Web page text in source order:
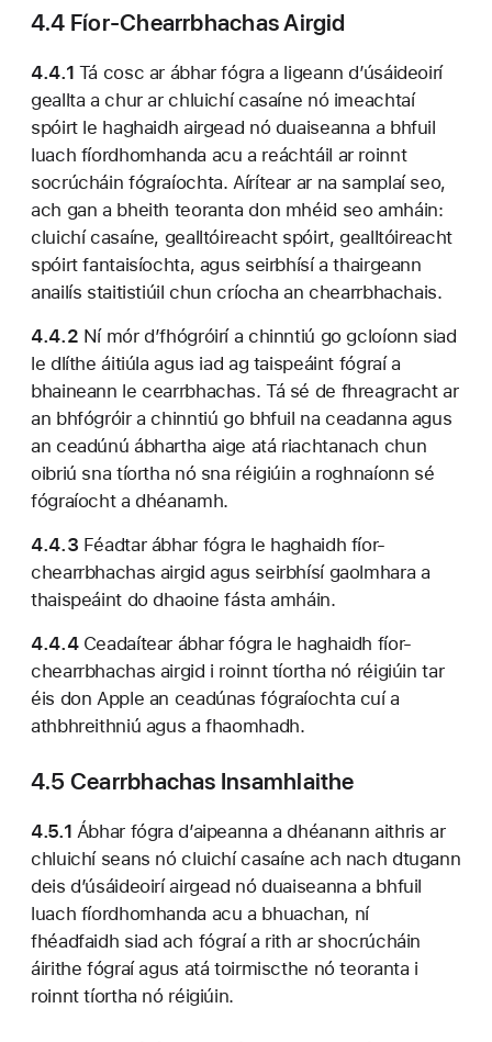
4.4 Fíor-Chearrbhachas Airgid
4.4.1 Tá cosc ​​ar ábhar fógra a ligeann d’úsáideoirí
geallta a chur ar chluichí casaíne nó imeachtaí
spóirt le haghaidh airgead nó duaiseanna a bhfuil
luach fíordhomhanda acu a reáchtáil ar roinnt
socrúcháin fógraíochta. Aírítear ar na samplaí seo,
ach gan a bheith teoranta don mhéid seo amháin:
cluichí casaíne, gealltóireacht spóirt, gealltóireacht
spóirt fantaisíochta, agus seirbhísí a thairgeann
anailís staitistiúil chun críocha an chearrbhachais.
4.4.2 Ní mór d’fhógróirí a chinntiú go gcloíonn siad
le dlíthe áitiúla agus iad ag taispeáint fógraí a
bhaineann le cearrbhachas. Tá sé de fhreagracht ar
an bhfógróir a chinntiú go bhfuil na ceadanna agus
an ceadúnú ábhartha aige atá riachtanach chun
oibriú sna tíortha nó sna réigiúin a roghnaíonn sé
fógraíocht a dhéanamh.
4.4.3 Féadtar ábhar fógra le haghaidh fíor-
chearrbhachas airgid agus seirbhísí gaolmhara a
thaispeáint do dhaoine fásta amháin.
4.4.4 Ceadaítear ábhar fógra le haghaidh fíor-
chearrbhachas airgid i roinnt tíortha nó réigiúin tar
éis don Apple an ceadúnas fógraíochta cuí a
athbhreithniú agus a fhaomhadh.
4.5 Cearrbhachas Insamhlaithe
4.5.1 Ábhar fógra d’aipeanna a dhéanann aithris ar
chluichí seans nó cluichí casaíne ach nach dtugann
deis d’úsáideoirí airgead nó duaiseanna a bhfuil
luach fíordhomhanda acu a bhuachan, ní
fhéadfaidh siad ach fógraí a rith ar shocrúcháin
áirithe fógraí agus atá toirmiscthe nó teoranta i
roinnt tíortha nó réigiúin.